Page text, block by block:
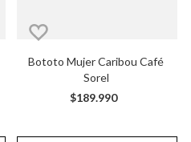
Bototo Mujer Caribou Café
Sorel
$189.990